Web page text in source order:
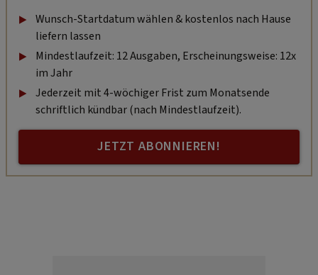
Wunsch-Startdatum wählen & kostenlos nach Hause
liefern lassen
Mindestlaufzeit: 12 Ausgaben, Erscheinungsweise: 12x
im Jahr
Jederzeit mit 4-wöchiger Frist zum Monatsende
schriftlich kündbar (nach Mindestlaufzeit).
JETZT ABONNIEREN!